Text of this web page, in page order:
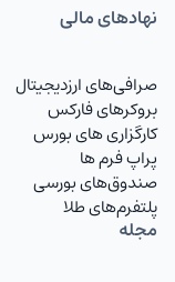
نهاد‌های مالی
صرافی‌های ارزدیجیتال
بروکرهای فارکس
کارگزاری های بورس
پراپ فرم ها
صندوق‌های بورسی
پلتفرم‌های طلا
مجله